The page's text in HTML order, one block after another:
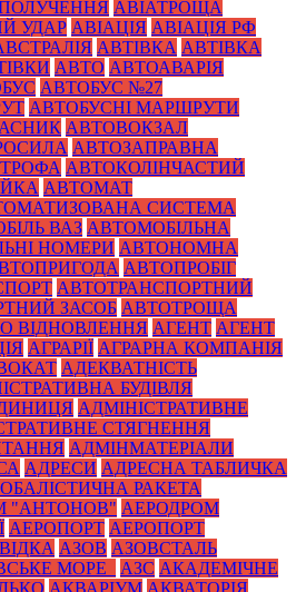
АВІАТРОЩА
УДАР АВІАЦІЯ АВІАЦІЯ РФ
АВТІВКА АВТІВКА
АВТО АВТОАВАРІЯ
АВТОБУС №27
АВТОБУСНІ МАРШРУТИ
АВТОВОКЗАЛ
АВТОЗАПРАВНА
АВТОКОЛІНЧАСТИЙ
АВТОМАТ
СИСТЕМА
ВАЗ АВТОМОБІЛЬНА
НОМЕРИ АВТОНОМНА
АВТОПРОБІГ
АВТОТРАНСПОРТНИЙ
ЗАСОБ АВТОТРОЩА
ВІДНОВЛЕННЯ АГЕНТ АГЕНТ
АГРАРІЇ АГРАРНА КОМПАНІЯ
АДЕКВАТНІСТЬ
БУДІВЛЯ
АДМІНІСТРАТИВНЕ
СТЯГНЕННЯ
АДМІНМАТЕРІАЛИ
АДРЕСИ АДРЕСНА ТАБЛИЧКА
РАКЕТА
"АНТОНОВ" АЕРОДРОМ
АЕРОПОРТ АЕРОПОРТ
АЗОВ АЗОВСТАЛЬ
МОРЕ_ АЗС АКАДЕМІЧНЕ